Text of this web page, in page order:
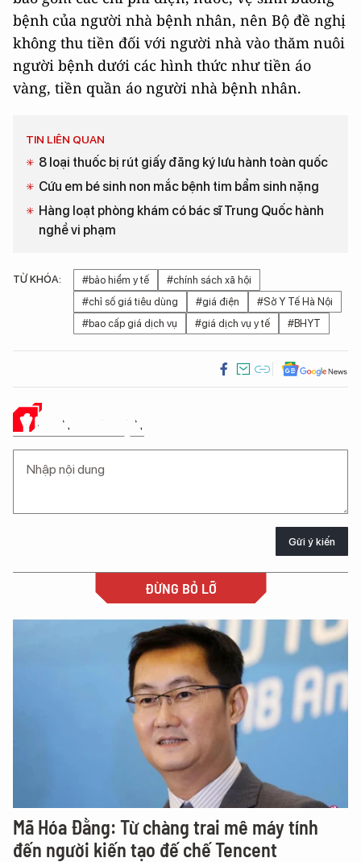
bệnh của người nhà bệnh nhân, nên Bộ đề nghị
không thu tiền đối với người nhà vào thăm nuôi
người bệnh dưới các hình thức như tiền áo
vàng, tiền quần áo người nhà bệnh nhân.
TIN LIÊN QUAN
8 loại thuốc bị rút giấy đăng ký lưu hành toàn quốc
Cứu em bé sinh non mắc bệnh tim bẩm sinh nặng
Hàng loạt phòng khám có bác sĩ Trung Quốc hành
nghề vi phạm
TỪ KHÓA: #bảo hiểm y tế
#chính sách xã hội
#chỉ số giá tiêu dùng
#giá điện
#Sở Y Tế Hà Nội
#bao cấp giá dịch vụ
#giá dịch vụ y tế #BHYT
Ý KIẾN CỦA BẠN
Gửi ý kiến
ĐỪNG BỎ LỠ
Mã Hóa Đằng: Từ chàng trai mê máy tính
đến người kiến tạo đế chế Tencent